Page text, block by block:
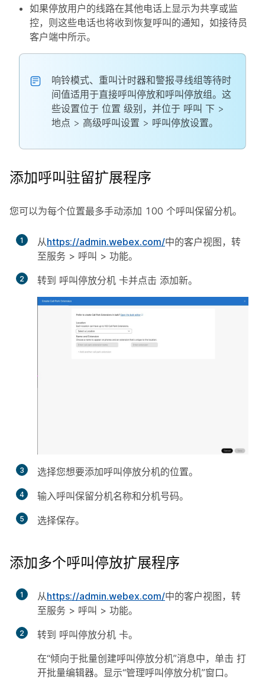
如果停放用户的线路在其他电话上显示为共享或监
控，则这些电话也将收到恢复呼叫的通知，如接待员
客户端中所示。
响铃模式、重叫计时器和警报寻线组等待时
间值适用于直接呼叫停放和呼叫停放组。这
些设置位于 位置 级别，并位于 呼叫 下 >
地点 > 高级呼叫设置 > 呼叫停放设置。
添加呼叫驻留扩展程序
您可以为每个位置最多手动添加 100 个呼叫保留分机。
1 从https://admin.webex.com/中的客户视图，转
至服务 > 呼叫 > 功能。
2 转到 呼叫停放分机 卡并点击 添加新。
3 选择您想要添加呼叫停放分机的位置。
4 输入呼叫保留分机名称和分机号码。
5 选择保存。
添加多个呼叫停放扩展程序
1 从https://admin.webex.com/中的客户视图，转
至服务 > 呼叫 > 功能。
2 转到 呼叫停放分机 卡。
在“倾向于批量创建呼叫停放分机”消息中，单击 打
开批量编辑器。显示“管理呼叫停放分机”窗口。